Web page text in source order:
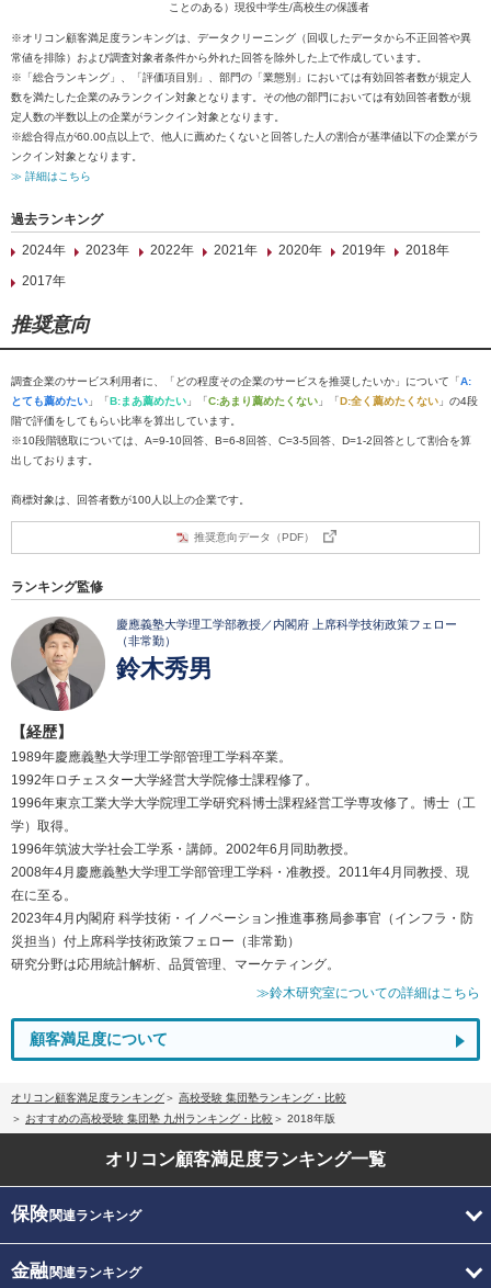
ことのある）現役中学生/高校生の保護者
※オリコン顧客満足度ランキングは、データクリーニング（回収したデータから不正回答や異
常値を排除）および調査対象者条件から外れた回答を除外した上で作成しています。
※「総合ランキング」、「評価項目別」、部門の「業態別」においては有効回答者数が規定人
数を満たした企業のみランクイン対象となります。その他の部門においては有効回答者数が規
定人数の半数以上の企業がランクイン対象となります。
※総合得点が60.00点以上で、他人に薦めたくないと回答した人の割合が基準値以下の企業がラ
ンクイン対象となります。
≫ 詳細はこちら
過去ランキング
2024年
2023年 2022年 2021年 2020年 2019年
2018年
2017年
推奨意向
調査企業のサービス利用者に、「どの程度その企業のサービスを推奨したいか」について「A:
とても薦めたい 」「B:まあ薦めたい 」「C:あまり薦めたくない 」「D:全く薦めたくない 」の4段
階で評価をしてもらい比率を算出しています。
※10段階聴取については、A=9-10回答、B=6-8回答、C=3-5回答、D=1-2回答として割合を算
出しております。
商標対象は、回答者数が100人以上の企業です。
推奨意向データ（PDF）
ランキング監修
慶應義塾大学理工学部教授／内閣府 上席科学技術政策フェロー
（非常勤）
鈴木秀男
【経歴】
1989年慶應義塾大学理工学部管理工学科卒業。
1992年ロチェスター大学経営大学院修士課程修了。
1996年東京工業大学大学院理工学研究科博士課程経営工学専攻修了。博士（工
学）取得。
1996年筑波大学社会工学系・講師。2002年6月同助教授。
2008年4月慶應義塾大学理工学部管理工学科・准教授。2011年4月同教授、現
在に至る。
2023年4月内閣府 科学技術・イノベーション推進事務局参事官（インフラ・防
災担当）付上席科学技術政策フェロー（非常勤）
研究分野は応用統計解析、品質管理、マーケティング。
≫鈴木研究室についての詳細はこちら
顧客満足度について
オリコン顧客満足度ランキング
高校受験 集団塾ランキング・比較
おすすめの高校受験 集団塾 九州ランキング・比較
2018年版
オリコン顧客満足度ランキング一覧
保険関連ランキング
金融関連ランキング